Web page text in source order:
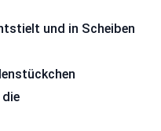
und in Scheiben